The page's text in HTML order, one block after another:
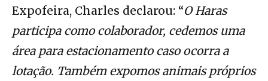
Expofeira, Charles declarou: “O Haras
participa como colaborador, cedemos uma
área para estacionamento caso ocorra a
lotação. Também expomos animais próprios